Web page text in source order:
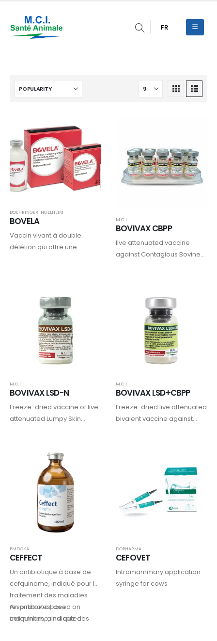
FR
BOEHRINGER INGELHEIM
BOVELA
Vaccin vivant à double
délétion qui offre une
d’animaux infectés…
M.C.I
BOVIVAX CBPP
live attenuated vaccine
against Contagious Bovine
M.C.I
BOVIVAX LSD-N
Freeze-dried vaccine of live
attenuated Lumpy Skin
M.C.I
BOVIVAX LSD+CBPP
Freeze-dried live attenuated
bivalent vaccine against
EMDOKA
CEFFECT
Un antibiotique à base de
cefquinome, indiqué pour le
traitement des maladies
respiratoires, des
mammites, ainsi que des
An antibiotic based on
cefquinome, indicated…
DOPHARMA
CEFOVET
Intramammary application
syringe for cows